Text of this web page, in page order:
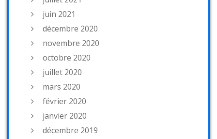
juin 2021
décembre 2020
novembre 2020
octobre 2020
juillet 2020
mars 2020
février 2020
janvier 2020
décembre 2019